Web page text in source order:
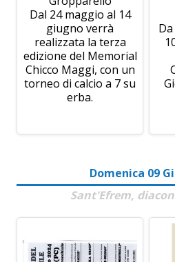
Dal 24 maggio al 14
giugno verrà
realizzata la terza
edizione del Memorial
Chicco Maggi, con un
torneo di calcio a 7 su
erba.
Domenica 09
Sant'Efrem,